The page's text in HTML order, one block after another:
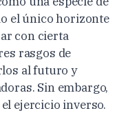
el único horizonte
con cierta
rasgos de
al futuro y
Sin embargo,
ejercicio inverso.